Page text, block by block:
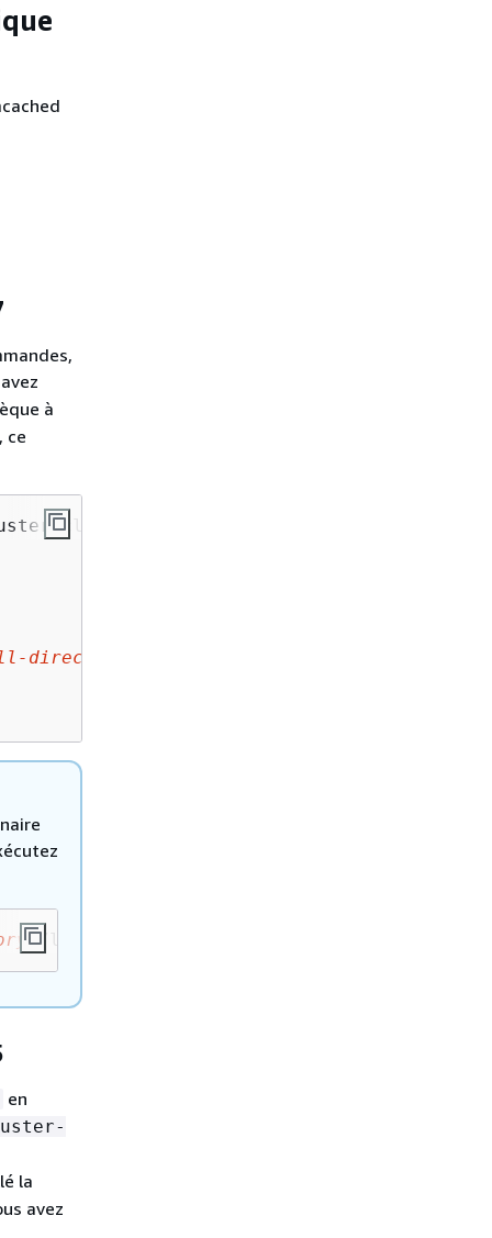
à
ce
client-memcached-for-php.git
directory>
/lib/libmemcached.a -lcrypt -lpthread -
en
la
avez